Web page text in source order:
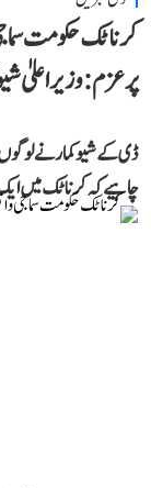
کرناٹک حکومت
پرعزم: وزیر اعلیٰ
ڈی کے شیوکمار نے
چاہیے کہ کرناٹک میں